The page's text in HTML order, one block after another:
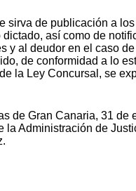
sirva de publicación a
dictado, así como de
y al deudor en el caso
de conformidad a lo
la Ley Concursal, se
de Gran Canaria, 31 de
la Administración de